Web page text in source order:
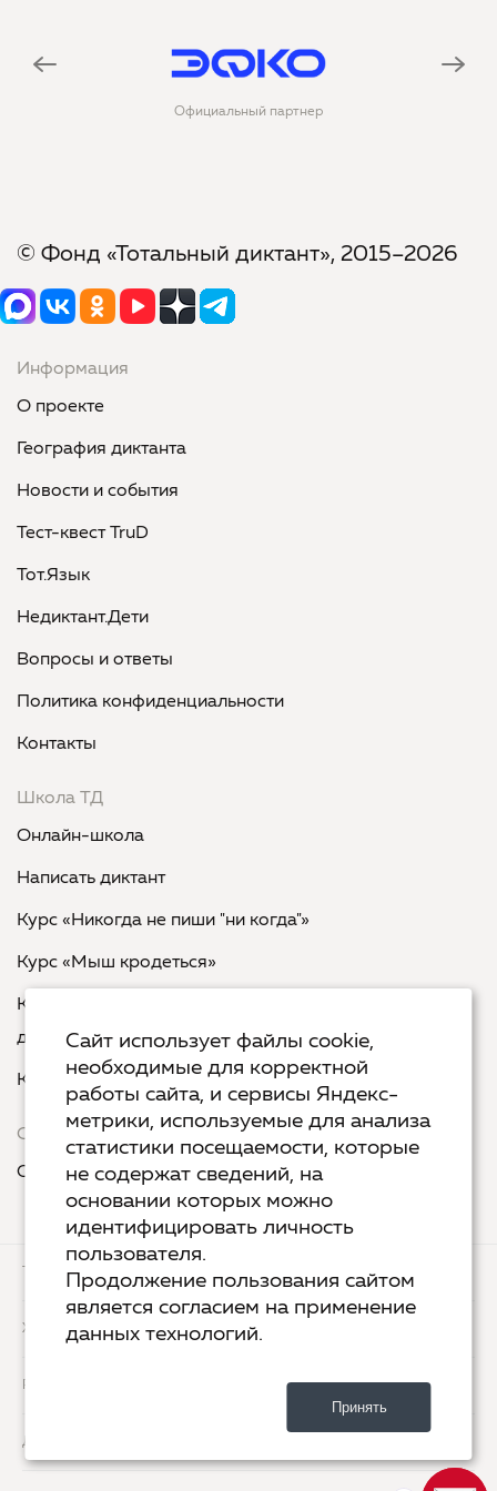
Официальный партнер
© Фонд «Тотальный диктант», 2015–2026
Информация
О проекте
География диктанта
Новости и события
Тест-квест TruD
Тот.Язык
Недиктант.Дети
Вопросы и ответы
Политика конфиденциальности
Контакты
Школа ТД
Онлайн-школа
Написать диктант
Курс «Никогда не пиши "ни когда"»
Курс «Мыш кродеться»
Курс «Русская пунктуация: болевые точки... и
двоеточия»
Курс «Я пишу - мне отвечают»
Сервисы
Организовать акцию в своем городе
ТЕХ.ПОДДЕРЖКА
ХОСТИНГ YANDEX CLOUD
РАЗРАБОТКА
ДИЗАЙН
Сайт использует файлы cookie,
необходимые для корректной
работы сайта, и сервисы Яндекс-
метрики, используемые для анализа
статистики посещаемости, которые
не содержат сведений, на
основании которых можно
идентифицировать личность
пользователя.
Продолжение пользования сайтом
является согласием на применение
данных технологий.
Принять